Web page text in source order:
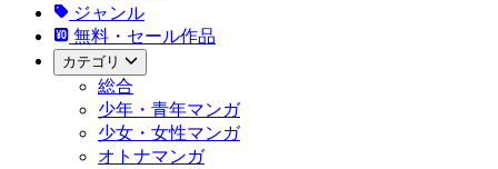
ジャンル
無料・セール作品
カテゴリ
総合
少年・青年マンガ
少女・女性マンガ
オトナマンガ